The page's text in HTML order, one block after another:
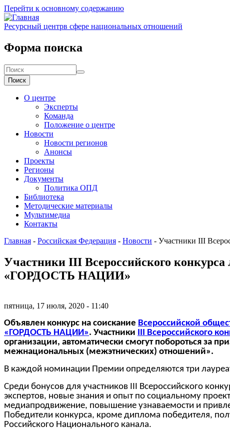
Перейти к основному содержанию
Ресурсный центрв сфере национальных отношений
Форма поиска
Поиск
О центре
Эксперты
Команда
Положение о центре
Новости
Новости регионов
Анонсы
Проекты
Регионы
Документы
Политика ОПД
Библиотека
Методические материалы
Мультимедиа
Контакты
Главная - Российская Федерация - Новости - Участники III
Участники III Всероссийского
«ГОРДОСТЬ НАЦИИ»
пятница, 17 июля, 2020 - 11:40
Объявлен конкурс на соискание Всероссийской
«ГОРДОСТЬ НАЦИИ». Участники III Всероссийского
организации, автоматически смогут побороться
межнациональных (межэтнических) отношений».
В каждой номинации Премии определяются три
Среди бонусов для участников
Всероссийского
экспертов, новые знания и опыт по социальному
медиапродвижение, повышение узнаваемости и
Победители конкурса, кроме диплома победителя,
Российского Национального канала.